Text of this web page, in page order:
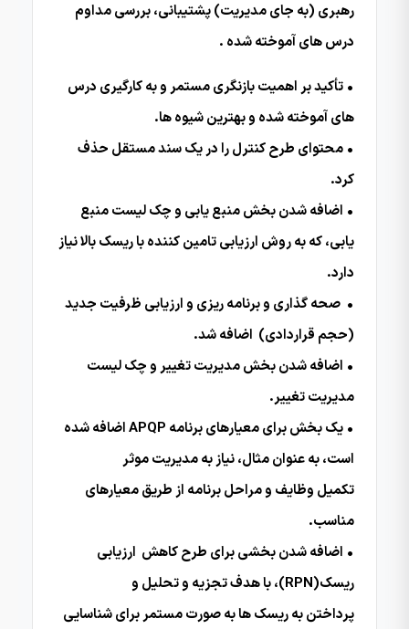
رهبری (به جای مدیریت) پشتیبانی، بررسی مداوم
درس های آموخته شده .
• تأکید بر اهمیت بازنگری مستمر و به کارگیری درس
های آموخته شده و بهترین شیوه ها.
• محتوای طرح کنترل را در یک سند مستقل حذف
کرد.
• اضافه شدن بخش منبع یابی و چک لیست منبع
یابی، که به روش ارزیابی تامین کننده با ریسک بالا نیاز
دارد.
• صحه گذاری و برنامه ریزی و ارزیابی ظرفیت جدید
(حجم قراردادی) اضافه شد.
• اضافه شدن بخش مدیریت تغییر و چک لیست
مدیریت تغییر.
• یک بخش برای معیارهای برنامه APQP اضافه شده
است، به عنوان مثال، نیاز به مدیریت موثر
تکمیل وظایف و مراحل برنامه از طریق معیارهای
مناسب.
• اضافه شدن بخشی برای طرح کاهش ارزیابی
ریسک(RPN)، با هدف تجزیه و تحلیل و
پرداختن به ریسک ها به صورت مستمر برای شناسایی